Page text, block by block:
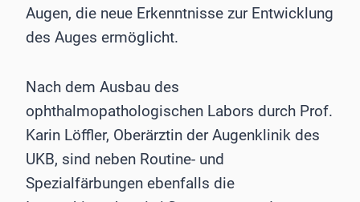
Augen, die neue Erkenntnisse zur Entwicklung
des Auges ermöglicht.
Nach dem Ausbau des
ophthalmopathologischen Labors durch Prof.
Karin Löffler, Oberärztin der Augenklinik des
UKB, sind neben Routine- und
Spezialfärbungen ebenfalls die